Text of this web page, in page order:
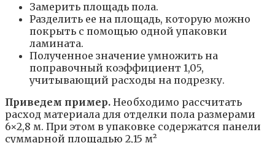
Замерить площадь пола.
Разделить ее на площадь, которую можно
покрыть с помощью одной упаковки
ламината.
Полученное значение умножить на
поправочный коэффициент 1,05,
учитывающий расходы на подрезку.
Приведем пример. Необходимо рассчитать
расход материала для отделки пола размерами
6×2,8 м. При этом в упаковке содержатся панели
суммарной площадью 2,15 м²